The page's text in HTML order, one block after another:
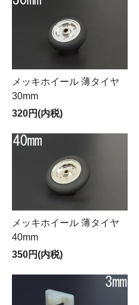
メッキホイール 薄タイヤ
30mm
320円(内税)
メッキホイール 薄タイヤ
40mm
350円(内税)